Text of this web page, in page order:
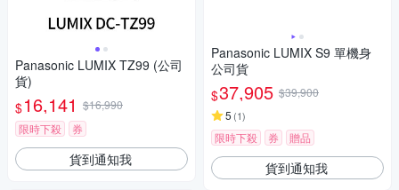
Panasonic LUMIX TZ99 (公司
貨)
$16,141 $16,990
限時下殺
券
貨到通知我
Panasonic LUMIX S9 單機身
公司貨
$37,905 $39,900
5 (1)
限時下殺 券 贈品
貨到通知我